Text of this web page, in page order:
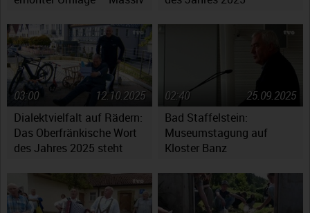
Fragen auf
Dialektvielfalt auf Rädern:
Das Oberfränkische Wort
des Jahres 2025 steht
12.10.2025
03:00
Bad Staffelstein:
Museumstagung auf
Kloster Banz
25.09.2025
02:40